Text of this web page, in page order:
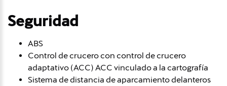
Seguridad
ABS
Control de crucero con control de crucero
adaptativo (ACC) ACC vinculado a la cartografía
Sistema de distancia de aparcamiento delanteros